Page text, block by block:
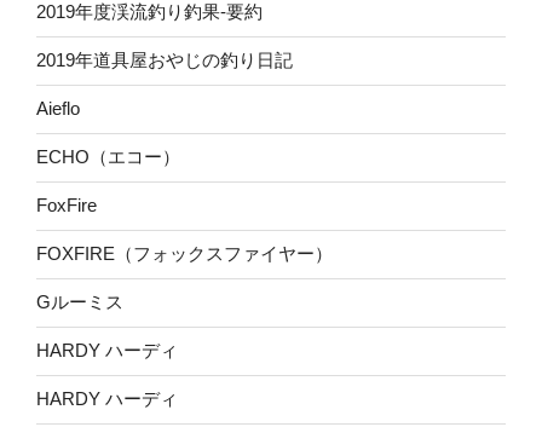
2019年度渓流釣り釣果-要約
2019年道具屋おやじの釣り日記
Aieflo
ECHO（エコー）
FoxFire
FOXFIRE（フォックスファイヤー）
Gルーミス
HARDY ハーディ
HARDY ハーディ